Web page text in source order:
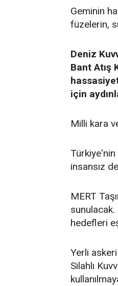
Geminin
füzelerin,
Deniz
Bant Atış
için
Milli kara
Türkiye'nin
insansız
MERT
sunulacak.
hedefleri
Yerli askeri
Silahlı